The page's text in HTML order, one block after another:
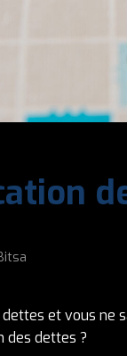
et vous ne
des dettes ?